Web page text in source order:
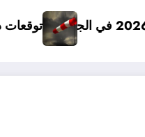
توقعات درجات الحرارة في خريف 2026 في